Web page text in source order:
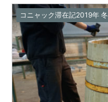
コニャック滞在記2019年 冬